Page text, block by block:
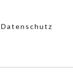
Datenschutz